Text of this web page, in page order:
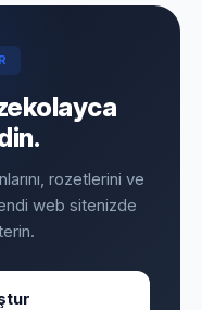
kolayca
rozetlerini ve
web sitenizde